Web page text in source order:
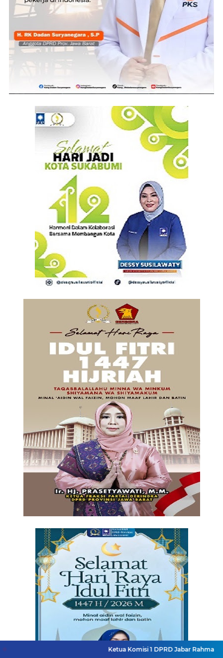
Ketua Komisi 1 DPRD Jabar Rahmat Hidayat Djati